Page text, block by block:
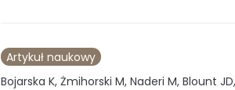
Artykuł naukowy
Bojarska K, Żmihorski M, Naderi M, Blount